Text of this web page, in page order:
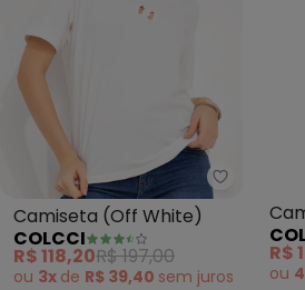
Colcci -
Camiseta (Off White)
COLCCI
R$ 118,20R$ 197,00
ou 3x de R$ 39,40 sem juros
R$
ou